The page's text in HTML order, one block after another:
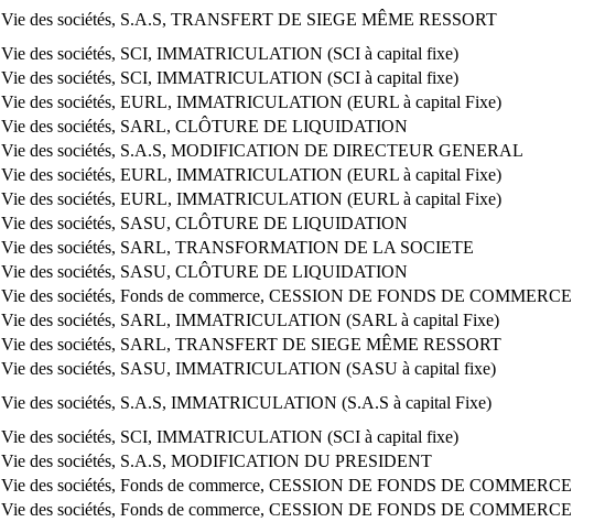
Vie des sociétés, S.A.S, TRANSFERT DE SIEGE MÊME RESSORT
Vie des sociétés, SCI, IMMATRICULATION (SCI à capital fixe)
Vie des sociétés, SCI, IMMATRICULATION (SCI à capital fixe)
Vie des sociétés, EURL, IMMATRICULATION (EURL à capital Fixe)
Vie des sociétés, SARL, CLÔTURE DE LIQUIDATION
Vie des sociétés, S.A.S, MODIFICATION DE DIRECTEUR GENERAL
Vie des sociétés, EURL, IMMATRICULATION (EURL à capital Fixe)
Vie des sociétés, EURL, IMMATRICULATION (EURL à capital Fixe)
Vie des sociétés, SASU, CLÔTURE DE LIQUIDATION
Vie des sociétés, SARL, TRANSFORMATION DE LA SOCIETE
Vie des sociétés, SASU, CLÔTURE DE LIQUIDATION
Vie des sociétés, Fonds de commerce, CESSION DE FONDS DE COMMERCE
Vie des sociétés, SARL, IMMATRICULATION (SARL à capital Fixe)
Vie des sociétés, SARL, TRANSFERT DE SIEGE MÊME RESSORT
Vie des sociétés, SASU, IMMATRICULATION (SASU à capital fixe)
Vie des sociétés, S.A.S, IMMATRICULATION (S.A.S à capital Fixe)
Vie des sociétés, SCI, IMMATRICULATION (SCI à capital fixe)
Vie des sociétés, S.A.S, MODIFICATION DU PRESIDENT
Vie des sociétés, Fonds de commerce, CESSION DE FONDS DE COMMERCE
Vie des sociétés, Fonds de commerce, CESSION DE FONDS DE COMMERCE